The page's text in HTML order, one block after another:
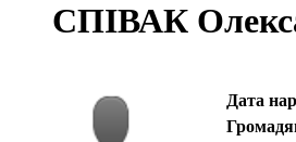
СПІВАК
Дата